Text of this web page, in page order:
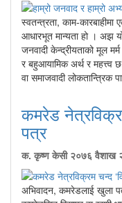
स्वतन्त्रता, काम-
आधारभूत मान्यता हो । अझ
जनवादी केन्द्रीयताको मूल
र बहुआयामिक अर्थ र महत्त्व
वा समाजवादी लोकतान्त्रिक
कमरेड
पत्र
क. कृष्ण केसी २०७६ वैशाख
अभिवादन, कमरेडलाई खुला